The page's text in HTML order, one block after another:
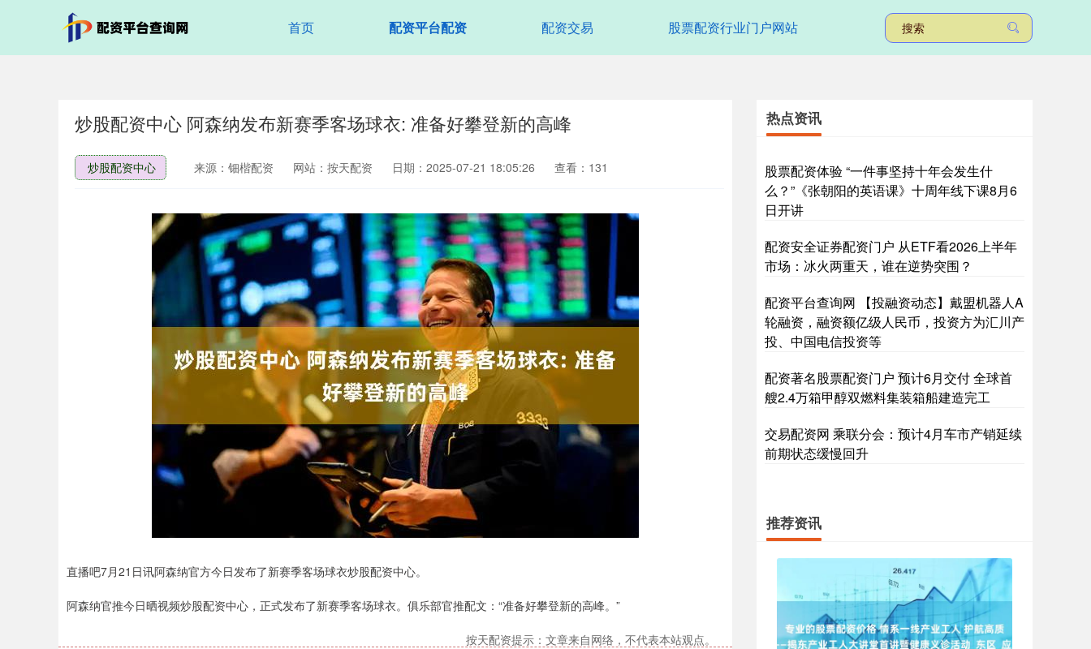
首页 配资平台配资 配资交易 股票配资行业门户网站
炒股配资中心 阿森纳发布新赛季客场球衣: 准备好攀登新的高峰
炒股配资中心 来源：钿楷配资 网站：按天配资 日期：2025-07-21 18:05:26 查看：131
直播吧7月21日讯阿森纳官方今日发布了新赛季客场球衣炒股配资中心。
阿森纳官推今日晒视频炒股配资中心，正式发布了新赛季客场球衣。俱乐部官推配文：“准备好攀登新的高峰。”
按天配资提示：文章来自网络，不代表本站观点。
热点资讯
股票配资体验 “一件事坚持十年会发生什
么？”《张朝阳的英语课》十周年线下课8月6
日开讲
配资安全证券配资门户 从ETF看2026上半年
市场：冰火两重天，谁在逆势突围？
配资平台查询网 【投融资动态】戴盟机器人A
轮融资，融资额亿级人民币，投资方为汇川产
投、中国电信投资等
配资著名股票配资门户 预计6月交付 全球首
艘2.4万箱甲醇双燃料集装箱船建造完工
交易配资网 乘联分会：预计4月车市产销延续
前期状态缓慢回升
推荐资讯